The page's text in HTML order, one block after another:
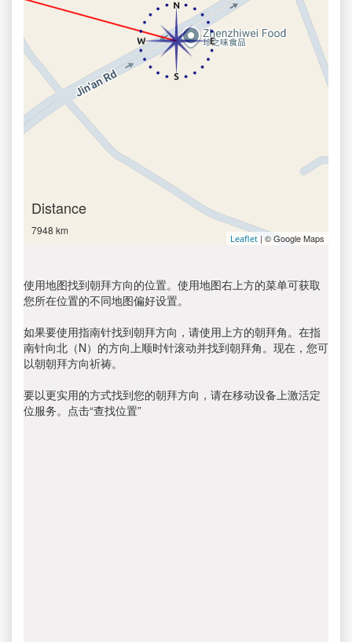
Distance
7948 km
Leaflet | © Google Maps
使用地图找到朝拜方向的位置。使用地图右上方的菜单可获取
您所在位置的不同地图偏好设置。
如果要使用指南针找到朝拜方向，请使用上方的朝拜角。在指
南针向北（N）的方向上顺时针滚动并找到朝拜角。现在，您可
以朝朝拜方向祈祷。
要以更实用的方式找到您的朝拜方向，请在移动设备上激活定
位服务。点击“查找位置”